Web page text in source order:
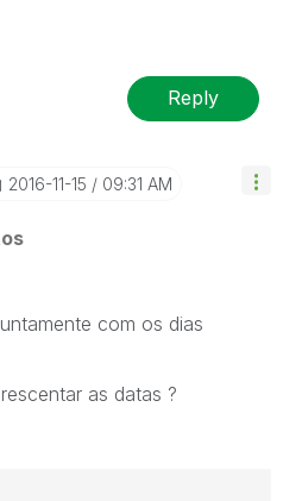
Reply
‎2016-11-15 09:31 AM
com os dias
as datas ?